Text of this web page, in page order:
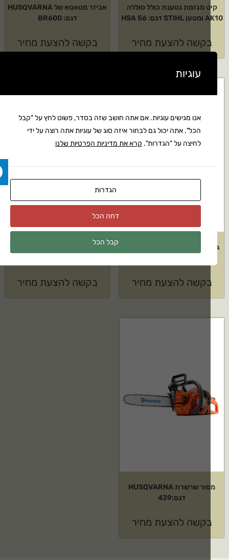
מגזמת נטענת כולל סוללה
להצעת מחיר
אביזר מטאטא של HUSQVARNA
בקשה להצעת מחיר
להצעת מחיר בקשה להצעת מחיר
מסור שרשרת HUSQVARNA
להצעת מחיר
עוגיות
אנו מגישים עוגיות. אם אתה חושב שזה בסדר, פשוט לחץ על "קבל
הכל". אתה יכול גם לבחור איזה סוג של עוגיות אתה רוצה על ידי
לחיצה על "הגדרות".קרא את מדיניות הפרטיות שלנו
הגדרות
דחה הכל
קבל הכל